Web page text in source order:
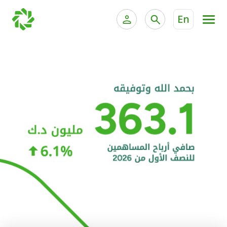
En
الخدمات المصرفية الإلكترونية للشركات
خدمة "بيتك" للتداول الإلكتروني
الحسابات المصرفية
البطاقات
"برامج العملاء"